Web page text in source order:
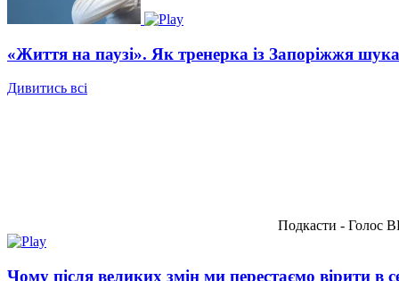
«Життя на паузі». Як тренерка із Запоріжжя
Дивитись всі
Подкасти - Голос
Чому після великих змін ми перестаємо вірити в